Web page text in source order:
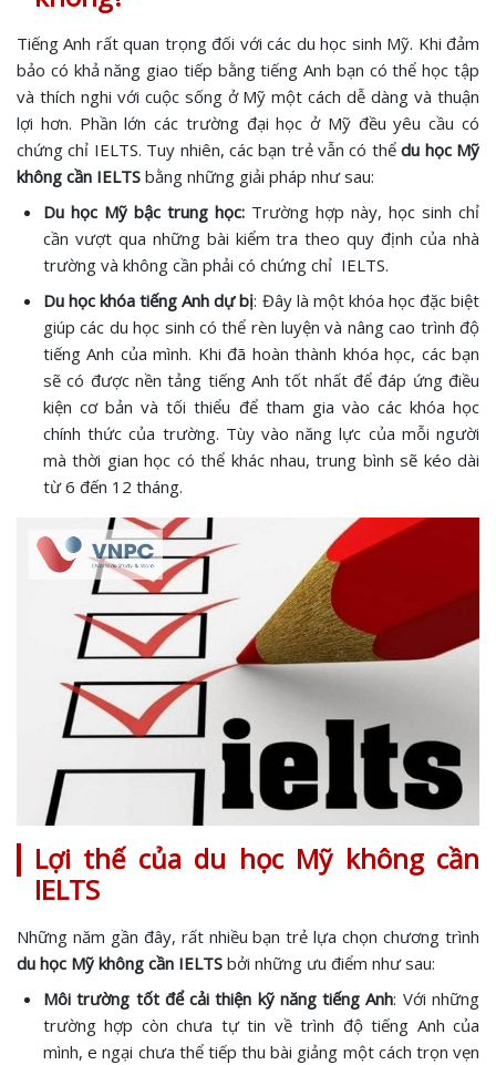
Tiếng Anh rất quan trọng đối với các du học sinh Mỹ. Khi đảm
bảo có khả năng giao tiếp bằng tiếng Anh bạn có thể học tập
và thích nghi với cuộc sống ở Mỹ một cách dễ dàng và thuận
lợi hơn. Phần lớn các trường đại học ở Mỹ đều yêu cầu có
chứng chỉ IELTS. Tuy nhiên, các bạn trẻ vẫn có thểdu học Mỹ
không cần IELTS bằng những giải pháp như sau:
Du học Mỹ bậc trung học: Trường hợp này, học sinh chỉ
cần vượt qua những bài kiểm tra theo quy định của nhà
trường và không cần phải có chứng chỉ IELTS.
Du học khóa tiếng Anh dự bị: Đây là một khóa học đặc biệt
giúp các du học sinh có thể rèn luyện và nâng cao trình độ
tiếng Anh của mình. Khi đã hoàn thành khóa học, các bạn
sẽ có được nền tảng tiếng Anh tốt nhất để đáp ứng điều
kiện cơ bản và tối thiểu để tham gia vào các khóa học
chính thức của trường. Tùy vào năng lực của mỗi người
mà thời gian học có thể khác nhau, trung bình sẽ kéo dài
từ 6 đến 12 tháng.
Lợi thế của du học Mỹ không cần
IELTS
Những năm gần đây, rất nhiều bạn trẻ lựa chọn chương trình
du học Mỹ không cần IELTS bởi những ưu điểm như sau:
Môi trường tốt để cải thiện kỹ năng tiếng Anh: Với những
trường hợp còn chưa tự tin về trình độ tiếng Anh của
mình, e ngại chưa thể tiếp thu bài giảng một cách trọn vẹn